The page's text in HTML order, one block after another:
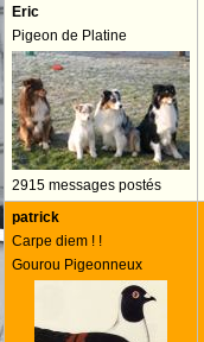
Eric
Pigeon de Platine
2915 messages postés
patrick
Carpe diem ! !
Gourou Pigeonneux